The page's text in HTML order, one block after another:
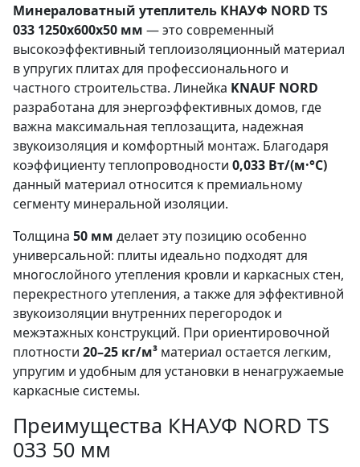
Минераловатный утеплитель КНАУФ NORD TS
033 1250х600х50 мм — это современный
высокоэффективный теплоизоляционный материал
в упругих плитах для профессионального и
частного строительства. Линейка KNAUF NORD
разработана для энергоэффективных домов, где
важна максимальная теплозащита, надежная
звукоизоляция и комфортный монтаж. Благодаря
коэффициенту теплопроводности 0,033 Вт/(м·°C)
данный материал относится к премиальному
сегменту минеральной изоляции.
Толщина 50 мм делает эту позицию особенно
универсальной: плиты идеально подходят для
многослойного утепления кровли и каркасных стен,
перекрестного утепления, а также для эффективной
звукоизоляции внутренних перегородок и
межэтажных конструкций. При ориентировочной
плотности 20–25 кг/м³ материал остается легким,
упругим и удобным для установки в ненагружаемые
каркасные системы.
Преимущества КНАУФ NORD TS
033 50 мм